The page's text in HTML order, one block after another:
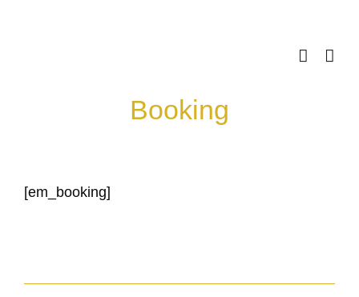
Booking
[em_booking]